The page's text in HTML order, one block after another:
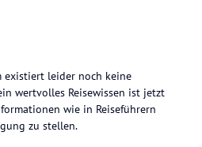
existiert leider noch keine
wertvolles Reisewissen ist jetzt
wie in Reiseführern
zu stellen.